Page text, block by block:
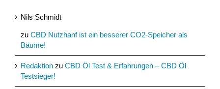
Nils Schmidt
zu CBD Nutzhanf ist ein besserer CO2-Speicher als
Bäume!
Redaktion zu CBD Öl Test & Erfahrungen – CBD Öl
Testsieger!